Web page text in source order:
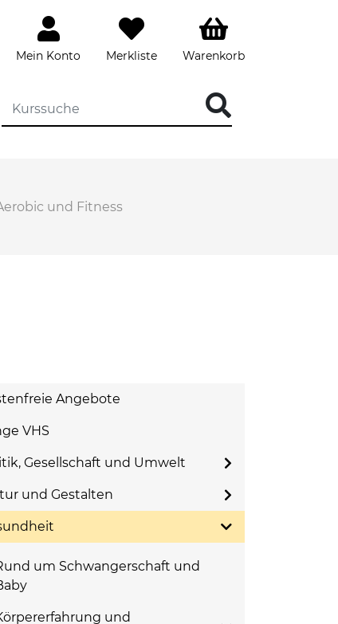
Mein Konto Merkliste Warenkorb
und Fitness
Angebote
VHS
Gesellschaft und Umwelt
und Gestalten
um Schwangerschaft und
und